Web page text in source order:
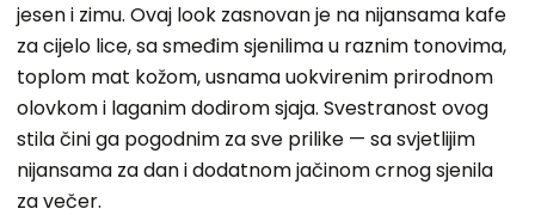
jesen i zimu. Ovaj look zasnovan je na nijansama kafe
za cijelo lice, sa smeđim sjenilima u raznim tonovima,
toplom mat kožom, usnama uokvirenim prirodnom
olovkom i laganim dodirom sjaja. Svestranost ovog
stila čini ga pogodnim za sve prilike — sa svjetlijim
nijansama za dan i dodatnom jačinom crnog sjenila
za večer.